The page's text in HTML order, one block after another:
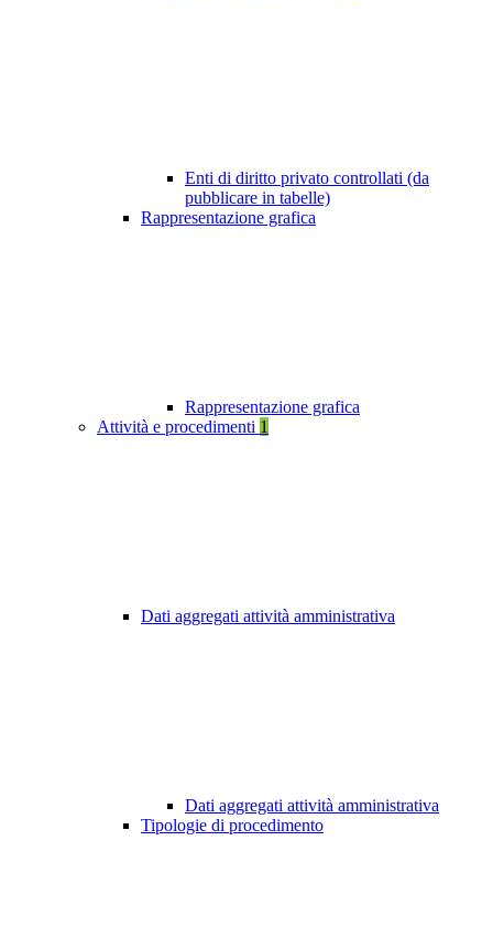
Enti di diritto privato controllati (da
pubblicare in tabelle)
Rappresentazione grafica
Rappresentazione grafica
Attività e procedimenti 1
Dati aggregati attività amministrativa
Dati aggregati attività amministrativa
Tipologie di procedimento